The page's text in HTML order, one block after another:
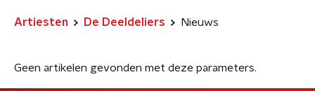
Artiesten De Deeldeliers Nieuws
Geen artikelen gevonden met deze parameters.